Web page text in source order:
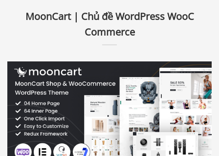
MoonCart | Chủ đề WordPress WooC
Commerce